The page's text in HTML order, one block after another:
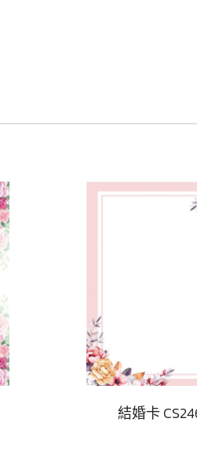
結婚卡